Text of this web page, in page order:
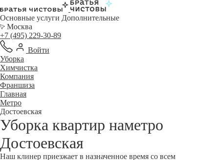
Основные услуги Дополнительные
Москва
+7 (495) 229-30-89
Войти
Уборка
Химчистка
Компания
Франшиза
Главная
Метро
Достоевская
Уборка квартир наметро
Достоевская
Наш клинер приезжает в назначенное время со всем